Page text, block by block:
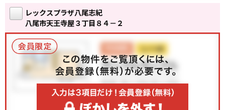
レックスプラザ八尾志紀
八尾市天王寺屋３丁目８４－２